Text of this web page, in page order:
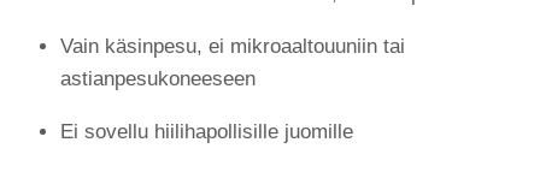
Vain käsinpesu, ei mikroaaltouuniin tai
astianpesukoneeseen
Ei sovellu hiilihapollisille juomille